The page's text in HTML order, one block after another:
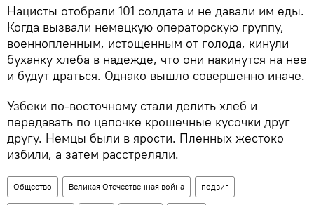
Нацисты отобрали 101 солдата и не давали им еды.
Когда вызвали немецкую операторскую группу,
военнопленным, истощенным от голода, кинули
буханку хлеба в надежде, что они накинутся на нее
и будут драться. Однако вышло совершенно иначе.
Узбеки по-восточному стали делить хлеб и
передавать по цепочке крошечные кусочки друг
другу. Немцы были в ярости. Пленных жестоко
избили, а затем расстреляли.
Общество Великая Отечественная война подвиг